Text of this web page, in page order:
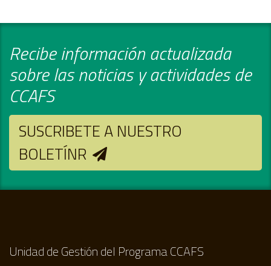
Recibe información actualizada
sobre las noticias y actividades de
CCAFS
SUSCRIBETE A NUESTRO
BOLETÍNR
Unidad de Gestión del Programa CCAFS